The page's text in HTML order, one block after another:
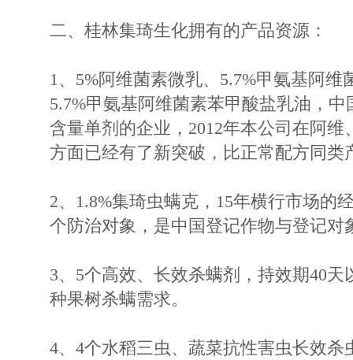
二、桂林集琦生化拥有的产品资源：
1、5%阿维菌素微乳、5.7%甲氨基阿
5.7%甲氨基阿维菌素苯甲酸盐乳油，
含量单剂的企业，2012年本公司在阿
方面已经有了新突破，比正常配方同类
2、1.8%集琦虫螨克，15年横行市场的
个防治对象，是中国登记作物与登记对
3、5个高效、长效杀螨剂，持效期40
种果树杀螨需求。
4、4个水稻三虫、蔬菜抗性害虫长效杀